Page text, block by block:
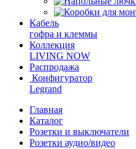
Кабель
гофра и клеммы
Коллекция
LIVING NOW
Распродажа
Конфигуратор
Legrand
Главная
Каталог
Розетки и выключатели
Розетки аудио/видео